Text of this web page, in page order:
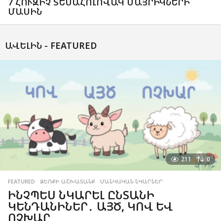
ՄԱՍԻՆ
ԱՎԵԼԻՆ - FEATURED
211 0
FEATURED ,ՁԵՌՔԻ ԱՇԽԱՏԱՆՔ ,ՄԱՆԿԱԿԱՆ ՆԿԱՐՆԵՐ
ԻՆՉՊԵՍ ՆԿԱՐԵԼ ԸՆՏԱՆԻ
ԿԵՆԴԱՆԻՆԵՐ․ ԱՅԾ, ԿՈՎ ԵՎ
ՈՉԽԱՐ